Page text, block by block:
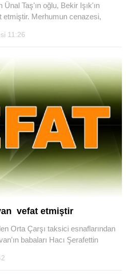
Taş'ın oğlu, Bekir Işık'ın
etmiştir. Merhumun cenazesi,
11:26
vefat etmiştir
Orta Çarşı taksici esnaflarından
babaları Hacı Şerafettin